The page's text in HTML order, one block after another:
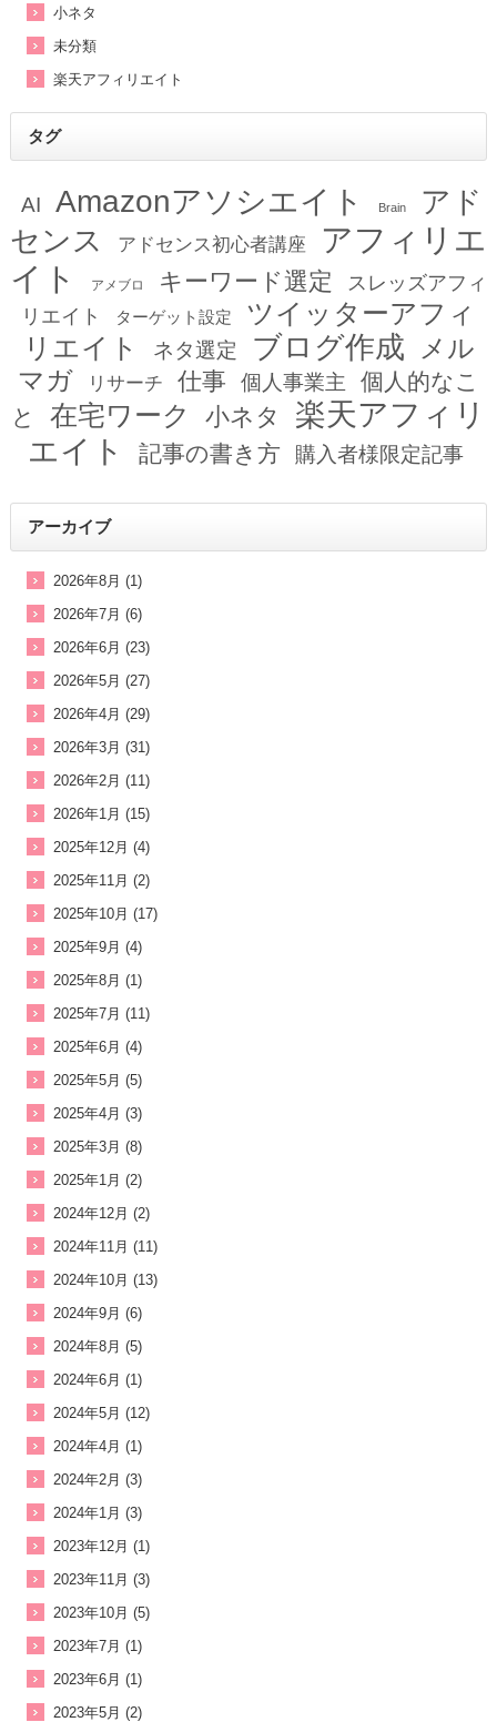
小ネタ
未分類
楽天アフィリエイト
タグ
AI Amazonアソシエイト Brain
アド
センス
アドセンス初心者講座
アフィリエ
イト
アメブロ キーワード選定
スレッズアフィ
リエイト
ターゲット設定
ツイッターアフィ
リエイト
ネタ選定 ブログ作成
メル
マガ
リサーチ 仕事 個人事業主
個人的なこ
と
在宅ワーク 小ネタ
楽天アフィリ
エイト
記事の書き方 購入者様限定記事
アーカイブ
2026年8月 (1)
2026年7月 (6)
2026年6月 (23)
2026年5月 (27)
2026年4月 (29)
2026年3月 (31)
2026年2月 (11)
2026年1月 (15)
2025年12月 (4)
2025年11月 (2)
2025年10月 (17)
2025年9月 (4)
2025年8月 (1)
2025年7月 (11)
2025年6月 (4)
2025年5月 (5)
2025年4月 (3)
2025年3月 (8)
2025年1月 (2)
2024年12月 (2)
2024年11月 (11)
2024年10月 (13)
2024年9月 (6)
2024年8月 (5)
2024年6月 (1)
2024年5月 (12)
2024年4月 (1)
2024年2月 (3)
2024年1月 (3)
2023年12月 (1)
2023年11月 (3)
2023年10月 (5)
2023年7月 (1)
2023年6月 (1)
2023年5月 (2)